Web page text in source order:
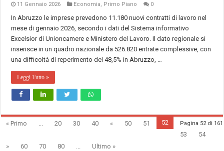
11 Gennaio 2026 Economia, Primo Piano 0
In Abruzzo le imprese prevedono 11.180 nuovi contratti di lavoro nel
mese di gennaio 2026, secondo i dati del Sistema informativo
Excelsior di Unioncamere e Ministero del Lavoro. Il dato regionale si
inserisce in un quadro nazionale da 526.820 entrate complessive, con
una difficoltà di reperimento del 48,5% in Abruzzo, …
Leggi Tutto »
Pagina 52 di 161
« Primo ... 20 30 40 « 50 51
52
53
54
»
60 70 80 ... Ultimo »